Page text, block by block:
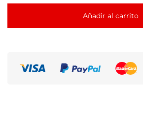
Añadir al carrito